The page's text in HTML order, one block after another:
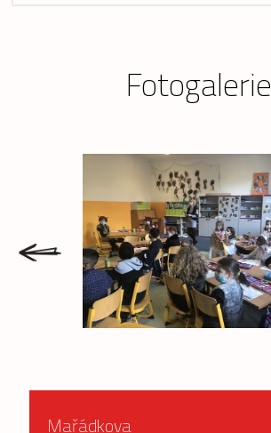
Fotogalerie
Mařádkova